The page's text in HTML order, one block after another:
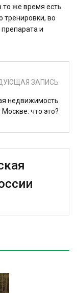
то же время есть
тренировки, во
и
ЗАПИСЬ
недвижимость
Москве: что это?